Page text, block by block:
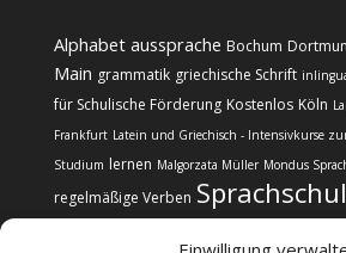
Alphabet aussprache Bochum
Main grammatik griechische Schrift
für Schulische Förderung Kostenlos Köln
Frankfurt Latein und Griechisch - Intensivkurse
Studium lernen Malgorzata Müller Mondus
regelmäßige Verben